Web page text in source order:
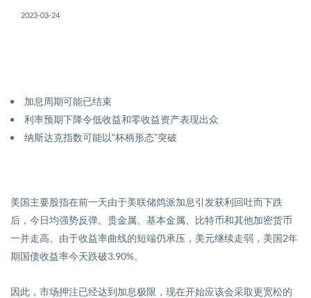
2023-03-24
加息周期可能已结束
利率预期下降令低收益和零收益资产表现出众
纳斯达克指数可能以“杯柄形态”突破
美国主要股指在前一天由于美联储鸽派加息引发获利回吐而下跌
后，今日均强势反弹。贵金属、基本金属、比特币和其他加密货币
一并走高。由于收益率曲线的短端仍承压，美元继续走弱，美国2年
期国债收益率今天跌破3.90%。
因此，市场押注已经达到加息极限，现在开始应该会采取更宽松的